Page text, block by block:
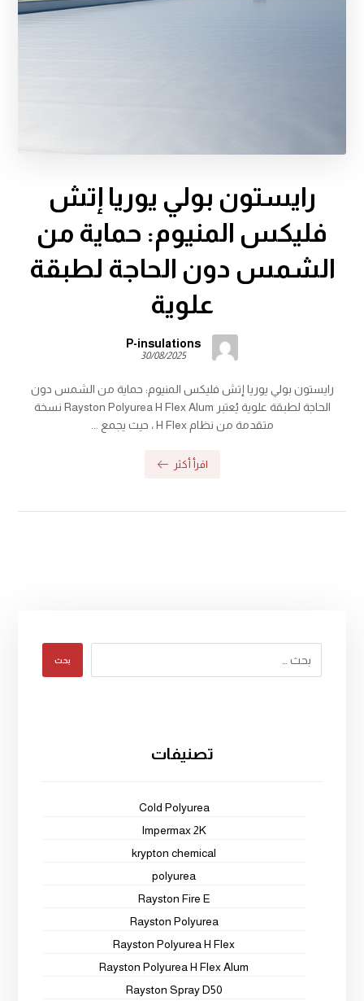
رايستون بولي يوريا إتش
فليكس المنيوم: حماية من
الشمس دون الحاجة لطبقة
علوية
P-insulations
30/08/2025
رايستون بولي يوريا إتش فليكس المنيوم: حماية من الشمس دون
الحاجة لطبقة علوية يُعتبر Rayston Polyurea H Flex Alum نسخة
متقدمة من نظام H Flex ، حيث يجمع ...
اقرأ أكثر
بحث
تصنيفات
Cold Polyurea
Impermax 2K
krypton chemical
polyurea
Rayston Fire E
Rayston Polyurea
Rayston Polyurea H Flex
Rayston Polyurea H Flex Alum
Rayston Spray D50